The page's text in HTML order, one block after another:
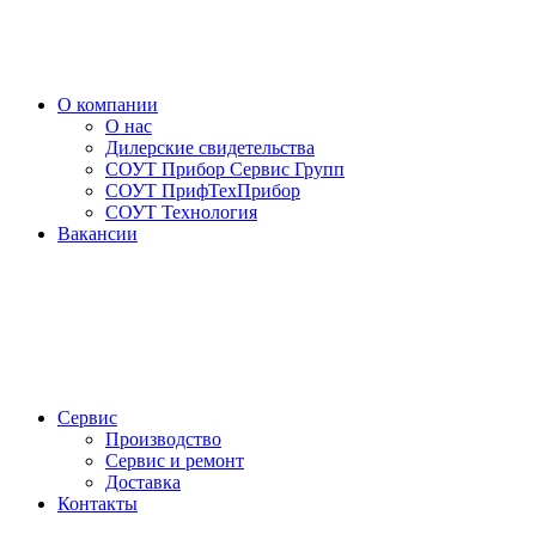
О компании
О нас
Дилерские свидетельства
СОУТ Прибор Сервис Групп
СОУТ ПрифТехПрибор
СОУТ Технология
Вакансии
Сервис
Производство
Сервис и ремонт
Доставка
Контакты